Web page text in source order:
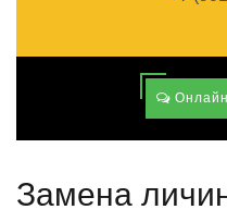
Онлайн
Замена